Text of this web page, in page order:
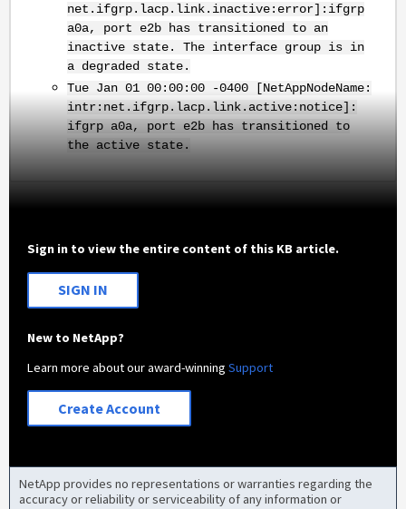
net.ifgrp.lacp.link.inactive:error]:ifgrp
a0a, port e2b has transitioned to an
inactive state. The interface group is in
a degraded state.
Tue Jan 01 00:00:00 -0400 [NetAppNodeName:
intr:net.ifgrp.lacp.link.active:notice]:
ifgrp a0a, port e2b has transitioned to
the active state.
Sign in to view the entire content of this KB article.
SIGN IN
New to NetApp?
Learn more about our award-winningSupport
Create Account
NetApp provides no representations or warranties regarding the
accuracy or reliability or serviceability of any information or